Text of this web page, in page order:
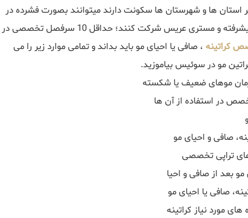
استان ها و شهرستان ها سکونت دارند میتوانند بصورت فشرده در
دوره های کراتینه مو تخصصی ، پیشرفته و مستری عریس شرکت کنند؛ حداقل 10 سرفصل تخصصی در
کراتینه ، صافی یا احیای مو باید بداند و تمامی موارد زیر را می
مو در سوئیس بیاموزید.